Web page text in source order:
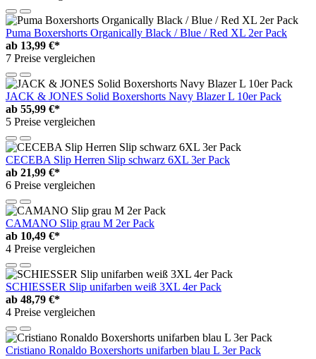
Puma Boxershorts Organically Black / Blue / Red XL 2er Pack
ab 13,99 €*
7 Preise vergleichen
JACK & JONES Solid Boxershorts Navy Blazer L 10er Pack
ab 55,99 €*
5 Preise vergleichen
CECEBA Slip Herren Slip schwarz 6XL 3er Pack
ab 21,99 €*
6 Preise vergleichen
CAMANO Slip grau M 2er Pack
ab 10,49 €*
4 Preise vergleichen
SCHIESSER Slip unifarben weiß 3XL 4er Pack
ab 48,79 €*
4 Preise vergleichen
Cristiano Ronaldo Boxershorts unifarben blau L 3er Pack